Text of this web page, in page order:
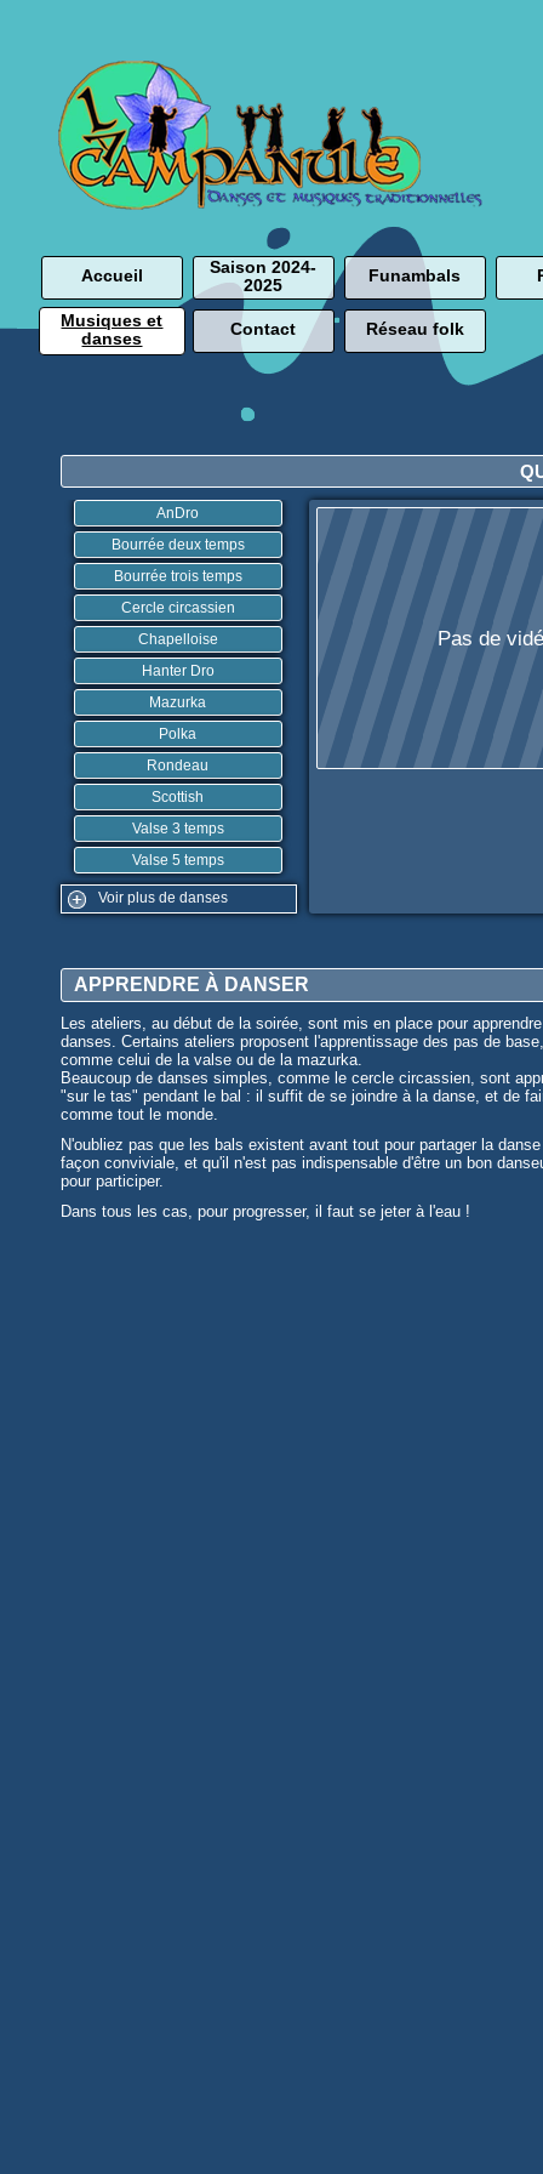
Accueil
Saison 2024-
2025
Funambals
Musiques et
danses
Contact Réseau folk
AnDro
Bourrée deux temps
Bourrée trois temps
Cercle circassien
Chapelloise
Hanter Dro
Mazurka
Polka
Rondeau
Scottish
Valse 3 temps
Valse 5 temps
Voir plus de danses
Pas de
APPRENDRE À DANSER
Les ateliers, au début de la soirée, sont mis en place pour
danses. Certains ateliers proposent l'apprentissage des pas de base,
comme celui de la valse ou de la mazurka.
Beaucoup de danses simples, comme le cercle circassien, sont
"sur le tas" pendant le bal : il suffit de se joindre à la danse, et de
comme tout le monde.
N'oubliez pas que les bals existent avant tout pour partager la
façon conviviale, et qu'il n'est pas indispensable d'être un bon
pour participer.
Dans tous les cas, pour progresser, il faut se jeter à l'eau !